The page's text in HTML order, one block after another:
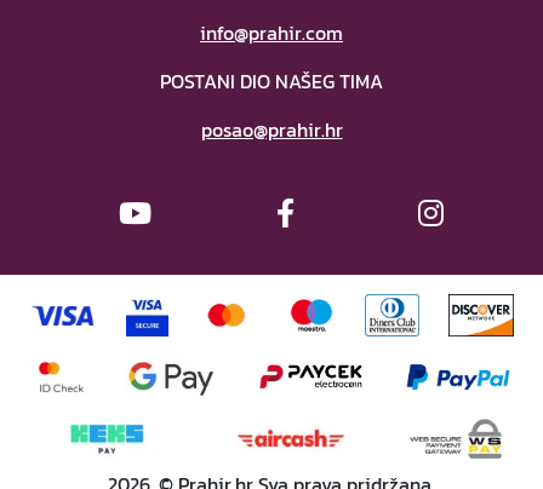
info@prahir.com
POSTANI DIO NAŠEG TIMA
posao@prahir.hr